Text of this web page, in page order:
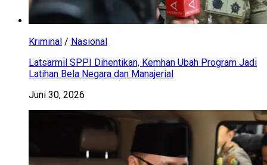
Kriminal / Nasional
Latsarmil SPPI Dihentikan, Kemhan Ubah Program Jadi
Latihan Bela Negara dan Manajerial
Juni 30, 2026